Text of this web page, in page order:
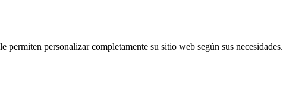
personalizar completamente su sitio web según sus necesidades.